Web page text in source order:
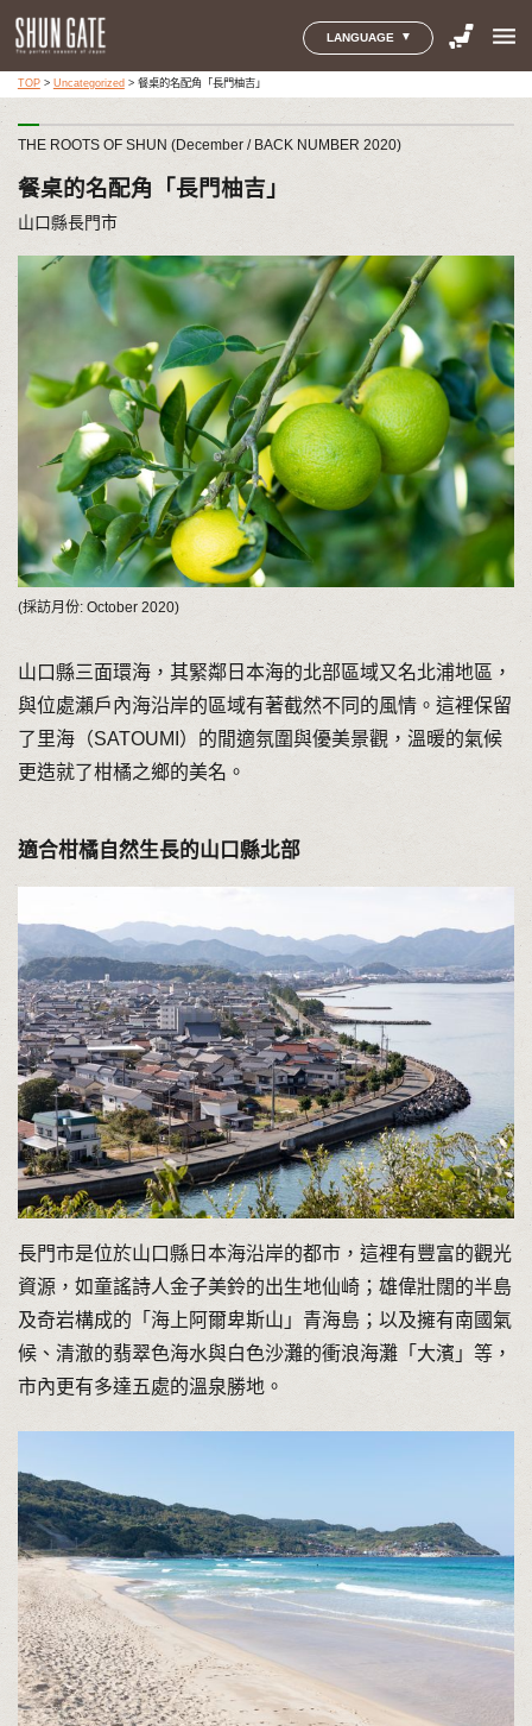
LANGUAGE menu
TOP> Uncategorized > 餐桌的名配角「長門柚吉」
THE ROOTS OF SHUN (December / BACK NUMBER 2020)
餐桌的名配角「長門柚吉」
山口縣長門市
(採訪月份: October 2020)
山口縣三面環海，其緊鄰日本海的北部區域又名北浦地區，
與位處瀨戶內海沿岸的區域有著截然不同的風情。這裡保留
了里海（SATOUMI）的閒適氛圍與優美景觀，溫暖的氣候
更造就了柑橘之鄉的美名。
適合柑橘自然生長的山口縣北部
長門市是位於山口縣日本海沿岸的都市，這裡有豐富的觀光
資源，如童謠詩人金子美鈴的出生地仙崎；雄偉壯闊的半島
及奇岩構成的「海上阿爾卑斯山」青海島；以及擁有南國氣
候、清澈的翡翠色海水與白色沙灘的衝浪海灘「大濱」等，
市內更有多達五處的溫泉勝地。